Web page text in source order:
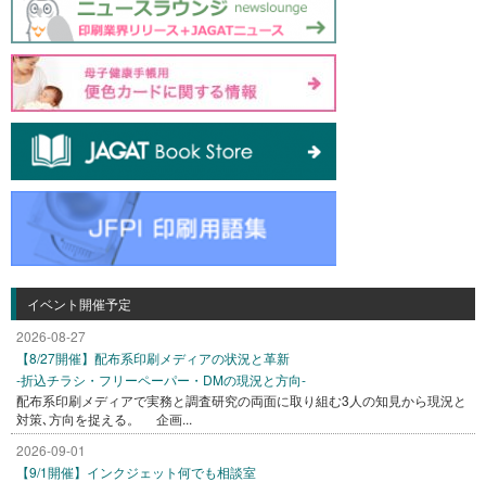
イベント開催予定
2026-08-27
【8/27開催】配布系印刷メディアの状況と革新
-折込チラシ・フリーペーパー・DMの現況と方向-
配布系印刷メディアで実務と調査研究の両面に取り組む3人の知見から現況と
対策､方向を捉える。 企画...
2026-09-01
【9/1開催】インクジェット何でも相談室